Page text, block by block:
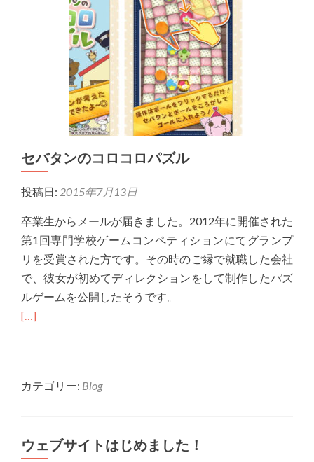
セバタンのコロコロパズル
投稿日: 2015年7月13日
卒業生からメールが届きました。2012年に開催された
第1回専門学校ゲームコンペティションにてグランプ
リを受賞された方です。その時のご縁で就職した会社
で、彼女が初めてディレクションをして制作したパズ
ルゲームを公開したそうです。
[…]
カテゴリー: Blog
ウェブサイトはじめました！